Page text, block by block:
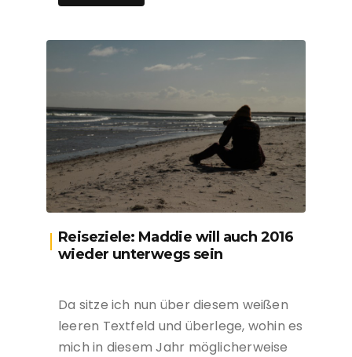
Reiseziele: Maddie will auch 2016
wieder unterwegs sein
Da sitze ich nun über diesem weißen
leeren Textfeld und überlege, wohin es
mich in diesem Jahr möglicherweise